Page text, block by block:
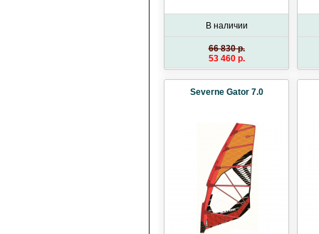
В наличии
66 830 p.
53 460 p.
Severne Gator 7.0